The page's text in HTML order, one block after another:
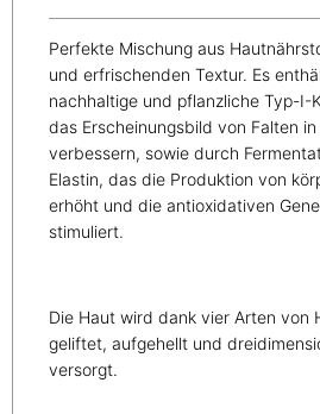
Perfekte Mischung aus
und erfrischenden Textur. Es
nachhaltige und pflanzliche Typ-I-
das Erscheinungsbild von Falten
verbessern, sowie durch
Elastin, das die Produktion von
erhöht und die antioxidativen
stimuliert.
Die Haut wird dank vier Arten von
geliftet, aufgehellt und
versorgt.